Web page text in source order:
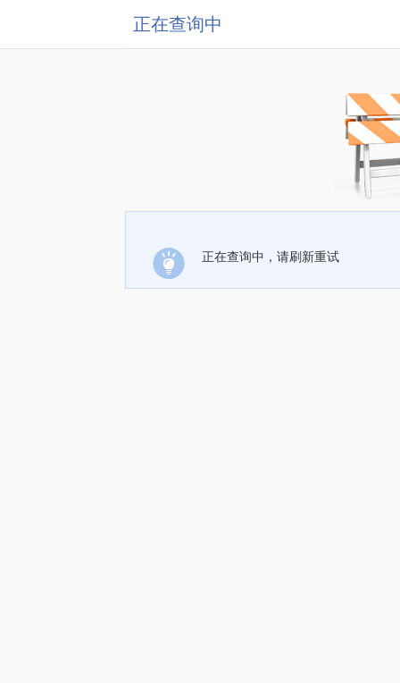
正在查询中
正在查询中，请刷新重试